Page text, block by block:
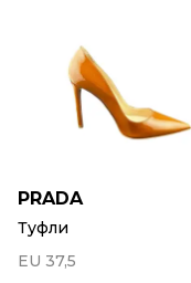
PRADA
Туфли
EU 37,5